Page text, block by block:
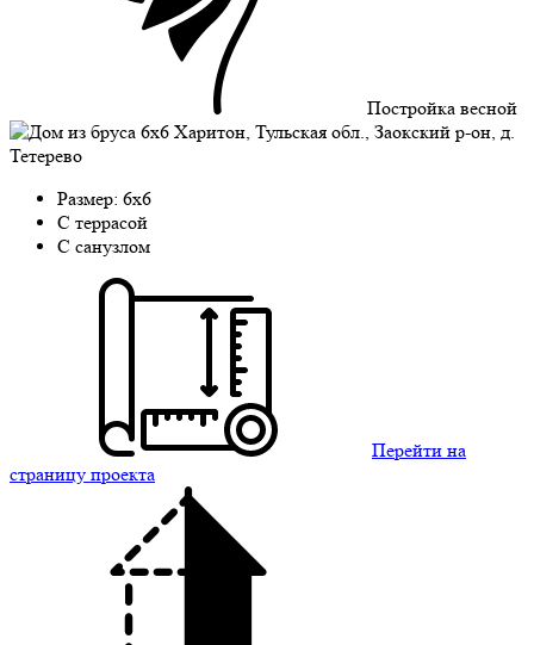
Постройка весной
Размер: 6х6
C террасой
С санузлом
Перейти на
страницу проекта